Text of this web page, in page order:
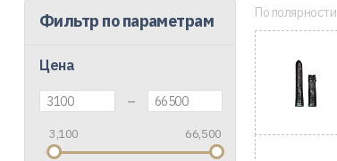
Фильтр по параметрам
Цена
–
3,100 66,500
По полярности